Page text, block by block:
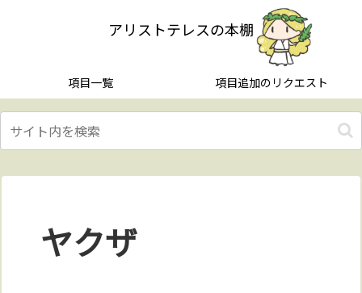
アリストテレスの本棚
項目一覧 項目追加のリクエスト
ヤクザ